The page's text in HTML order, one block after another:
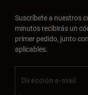
Suscríbete a nuestros
minutos recibirás un
primer pedido, junto
aplicables.